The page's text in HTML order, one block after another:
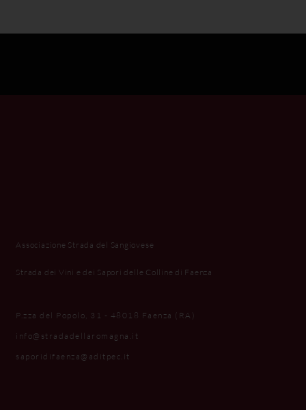
Associazione Strada del Sangiovese
Strada dei Vini e dei Sapori delle Colline di Faenza
P.zza del Popolo, 31 - 48018 Faenza (RA)
info@stradadellaromagna.it
saporidifaenza@aditpec.it